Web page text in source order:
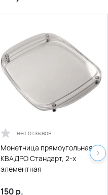
нет отзывов
Монетница прямоугольная
КВАДРО Стандарт, 2-х
элементная
150 р.